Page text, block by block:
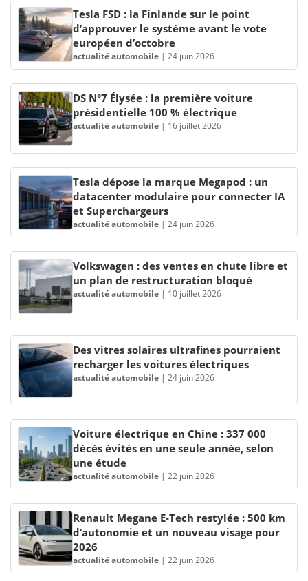
Tesla FSD : la Finlande sur le point
d’approuver le système avant le vote
européen d’octobre
actualité automobile | 24 juin 2026
DS N°7 Élysée : la première voiture
présidentielle 100 % électrique
actualité automobile | 16 juillet 2026
Tesla dépose la marque Megapod : un
datacenter modulaire pour connecter IA
et Superchargeurs
actualité automobile | 24 juin 2026
Volkswagen : des ventes en chute libre et
un plan de restructuration bloqué
actualité automobile | 10 juillet 2026
Des vitres solaires ultrafines pourraient
recharger les voitures électriques
actualité automobile | 24 juin 2026
Voiture électrique en Chine : 337 000
décès évités en une seule année, selon
une étude
actualité automobile | 22 juin 2026
Renault Megane E-Tech restylée : 500 km
d’autonomie et un nouveau visage pour
2026
actualité automobile | 22 juin 2026